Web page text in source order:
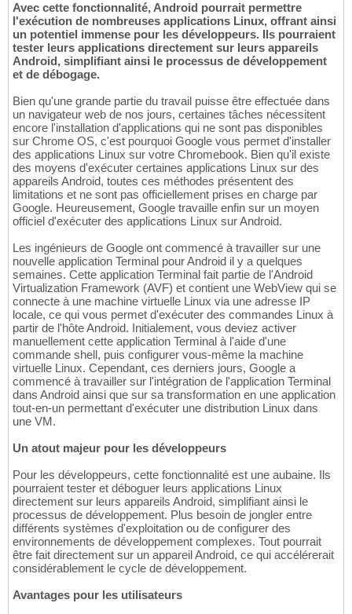
Avec cette fonctionnalité, Android pourrait permettre
l'exécution de nombreuses applications Linux, offrant ainsi
un potentiel immense pour les développeurs. Ils pourraient
tester leurs applications directement sur leurs appareils
Android, simplifiant ainsi le processus de développement
et de débogage.
Bien qu'une grande partie du travail puisse être effectuée dans
un navigateur web de nos jours, certaines tâches nécessitent
encore l'installation d'applications qui ne sont pas disponibles
sur Chrome OS, c'est pourquoi Google vous permet d'installer
des applications Linux sur votre Chromebook. Bien qu'il existe
des moyens d'exécuter certaines applications Linux sur des
appareils Android, toutes ces méthodes présentent des
limitations et ne sont pas officiellement prises en charge par
Google. Heureusement, Google travaille enfin sur un moyen
officiel d'exécuter des applications Linux sur Android.
Les ingénieurs de Google ont commencé à travailler sur une
nouvelle application Terminal pour Android il y a quelques
semaines. Cette application Terminal fait partie de l'Android
Virtualization Framework (AVF) et contient une WebView qui se
connecte à une machine virtuelle Linux via une adresse IP
locale, ce qui vous permet d'exécuter des commandes Linux à
partir de l'hôte Android. Initialement, vous deviez activer
manuellement cette application Terminal à l'aide d'une
commande shell, puis configurer vous-même la machine
virtuelle Linux. Cependant, ces derniers jours, Google a
commencé à travailler sur l'intégration de l'application Terminal
dans Android ainsi que sur sa transformation en une application
tout-en-un permettant d'exécuter une distribution Linux dans
une VM.
Un atout majeur pour les développeurs
Pour les développeurs, cette fonctionnalité est une aubaine. Ils
pourraient tester et déboguer leurs applications Linux
directement sur leurs appareils Android, simplifiant ainsi le
processus de développement. Plus besoin de jongler entre
différents systèmes d'exploitation ou de configurer des
environnements de développement complexes. Tout pourrait
être fait directement sur un appareil Android, ce qui accélérerait
considérablement le cycle de développement.
Avantages pour les utilisateurs